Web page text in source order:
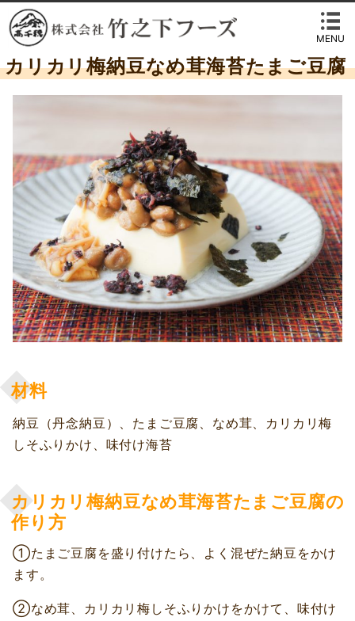
MENU
カリカリ梅納豆なめ茸海苔たまご豆腐
材料
納豆（丹念納豆）、たまご豆腐、なめ茸、カリカリ梅
しそふりかけ、味付け海苔
カリカリ梅納豆なめ茸海苔たまご豆腐の
作り方
①たまご豆腐を盛り付けたら、よく混ぜた納豆をかけ
ます。
②なめ茸、カリカリ梅しそふりかけをかけて、味付け